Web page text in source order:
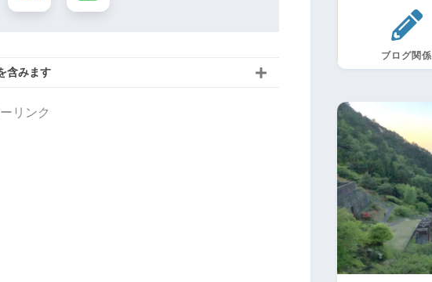
含みます
リンク
ブログ関係